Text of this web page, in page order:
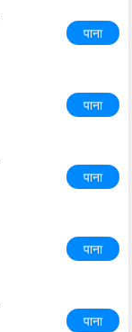
पाना
पाना
पाना
पाना
पाना